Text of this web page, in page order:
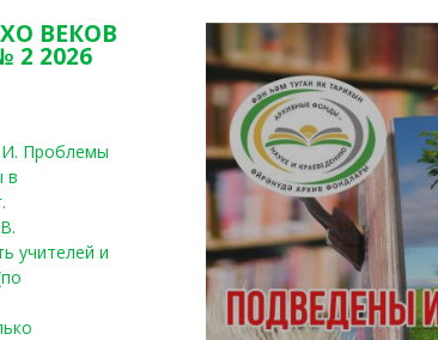
ВЕКОВ
2 2026
И. Проблемы
в
учителей и